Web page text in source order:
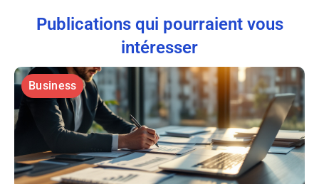
Publications qui pourraient vous
intéresser
Business